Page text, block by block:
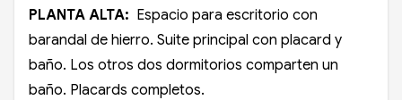
PLANTA ALTA: Espacio para escritorio con
barandal de hierro. Suite principal con placard y
baño. Los otros dos dormitorios comparten un
baño. Placards completos.